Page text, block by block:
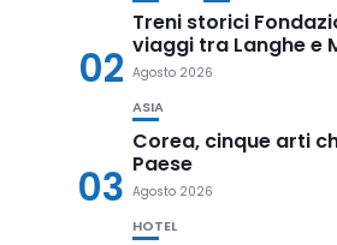
02
Treni storici
viaggi tra Langhe e
Agosto 2026
03
ASIA
Corea, cinque arti
Paese
Agosto 2026
HOTEL